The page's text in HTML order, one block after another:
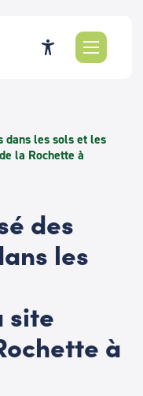
dans les sols et les
la Rochette à
des
les
site
à